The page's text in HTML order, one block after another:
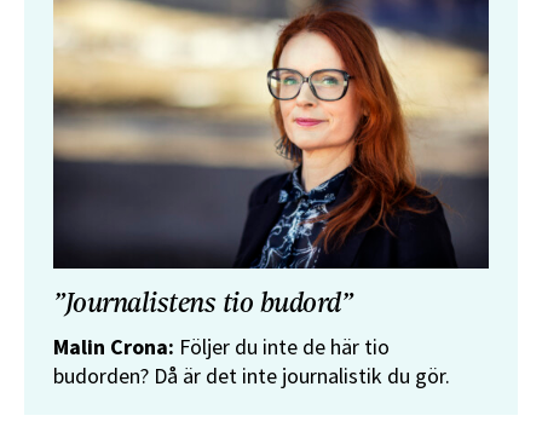
”Journalistens tio budord”
Malin Crona: Följer du inte de här tio
budorden? Då är det inte journalistik du gör.